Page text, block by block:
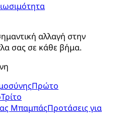
αλλαγή στην
σας σε κάθε βήμα.
Πρώτο
Τρίτο
ΜπαμπάςΠροτάσεις για